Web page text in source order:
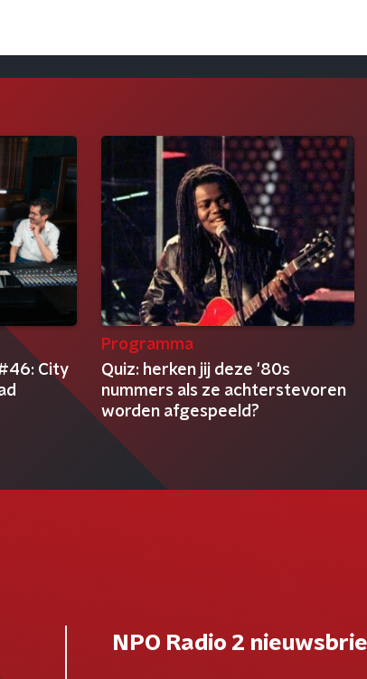
City
Programma
Quiz: herken jij deze '80s
nummers als ze achterstevoren
worden afgespeeld?
NPO Radio 2